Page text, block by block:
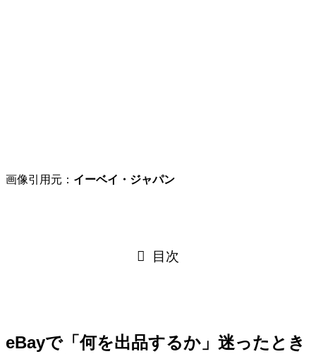
画像引用元： イーベイ・ジャパン
目次
eBayで「何を出品するか」迷ったとき